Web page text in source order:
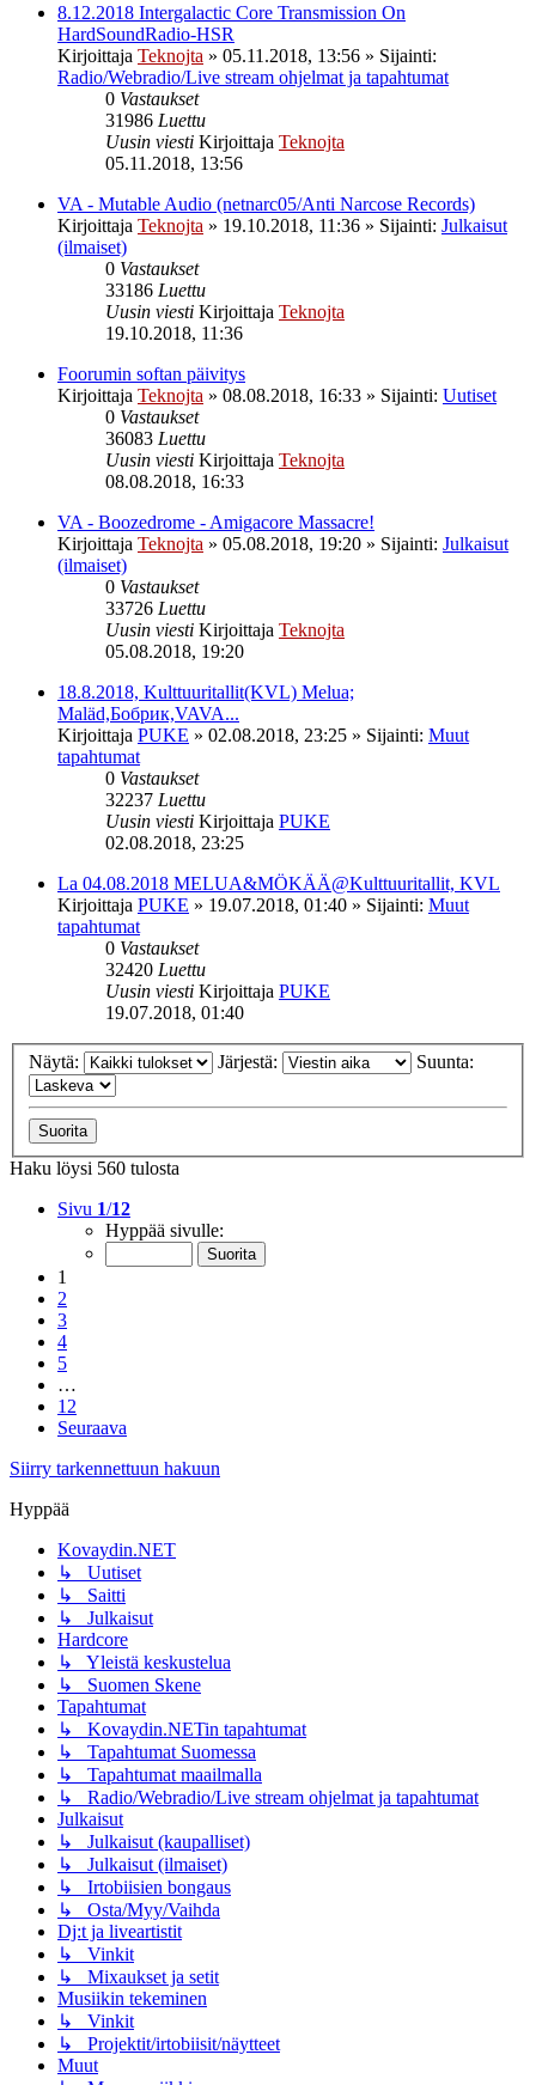
8.12.2018 Intergalactic Core Transmission On
HardSoundRadio-HSR
Kirjoittaja Teknojta » 05.11.2018, 13:56 » Sijainti:
Radio/Webradio/Live stream ohjelmat ja tapahtumat
0 Vastaukset
31986 Luettu
Uusin viesti Kirjoittaja Teknojta
05.11.2018, 13:56
VA - Mutable Audio (netnarc05/Anti Narcose Records)
Kirjoittaja Teknojta » 19.10.2018, 11:36 » Sijainti: Julkaisut
(ilmaiset)
0 Vastaukset
33186 Luettu
Uusin viesti Kirjoittaja Teknojta
19.10.2018, 11:36
Foorumin softan päivitys
Kirjoittaja Teknojta » 08.08.2018, 16:33 » Sijainti: Uutiset
0 Vastaukset
36083 Luettu
Uusin viesti Kirjoittaja Teknojta
08.08.2018, 16:33
VA - Boozedrome - Amigacore Massacre!
Kirjoittaja Teknojta » 05.08.2018, 19:20 » Sijainti: Julkaisut
(ilmaiset)
0 Vastaukset
33726 Luettu
Uusin viesti Kirjoittaja Teknojta
05.08.2018, 19:20
18.8.2018, Kulttuuritallit(KVL) Melua;
Maläd,Бобрик,VAVA...
Kirjoittaja PUKE » 02.08.2018, 23:25 » Sijainti: Muut
tapahtumat
0 Vastaukset
32237 Luettu
Uusin viesti Kirjoittaja PUKE
02.08.2018, 23:25
La 04.08.2018 MELUA&MÖKÄÄ@Kulttuuritallit, KVL
Kirjoittaja PUKE » 19.07.2018, 01:40 » Sijainti: Muut
tapahtumat
0 Vastaukset
32420 Luettu
Uusin viesti Kirjoittaja PUKE
19.07.2018, 01:40
Näytä: Järjestä: Suunta:
Haku löysi 560 tulosta
Sivu 1/12
Hyppää sivulle:
1
2
3
4
5
…
12
Seuraava
Siirry tarkennettuun hakuun
Hyppää
Kovaydin.NET
↳ Uutiset
↳ Saitti
↳ Julkaisut
Hardcore
↳ Yleistä keskustelua
↳ Suomen Skene
Tapahtumat
↳ Kovaydin.NETin tapahtumat
↳ Tapahtumat Suomessa
↳ Tapahtumat maailmalla
↳ Radio/Webradio/Live stream ohjelmat ja tapahtumat
Julkaisut
↳ Julkaisut (kaupalliset)
↳ Julkaisut (ilmaiset)
↳ Irtobiisien bongaus
↳ Osta/Myy/Vaihda
Dj:t ja liveartistit
↳ Vinkit
↳ Mixaukset ja setit
Musiikin tekeminen
↳ Vinkit
↳ Projektit/irtobiisit/näytteet
Muut